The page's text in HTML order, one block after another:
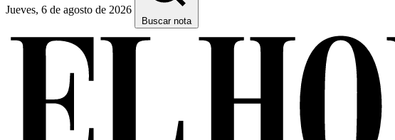
Jueves, 6 de agosto de 2026
Buscar nota